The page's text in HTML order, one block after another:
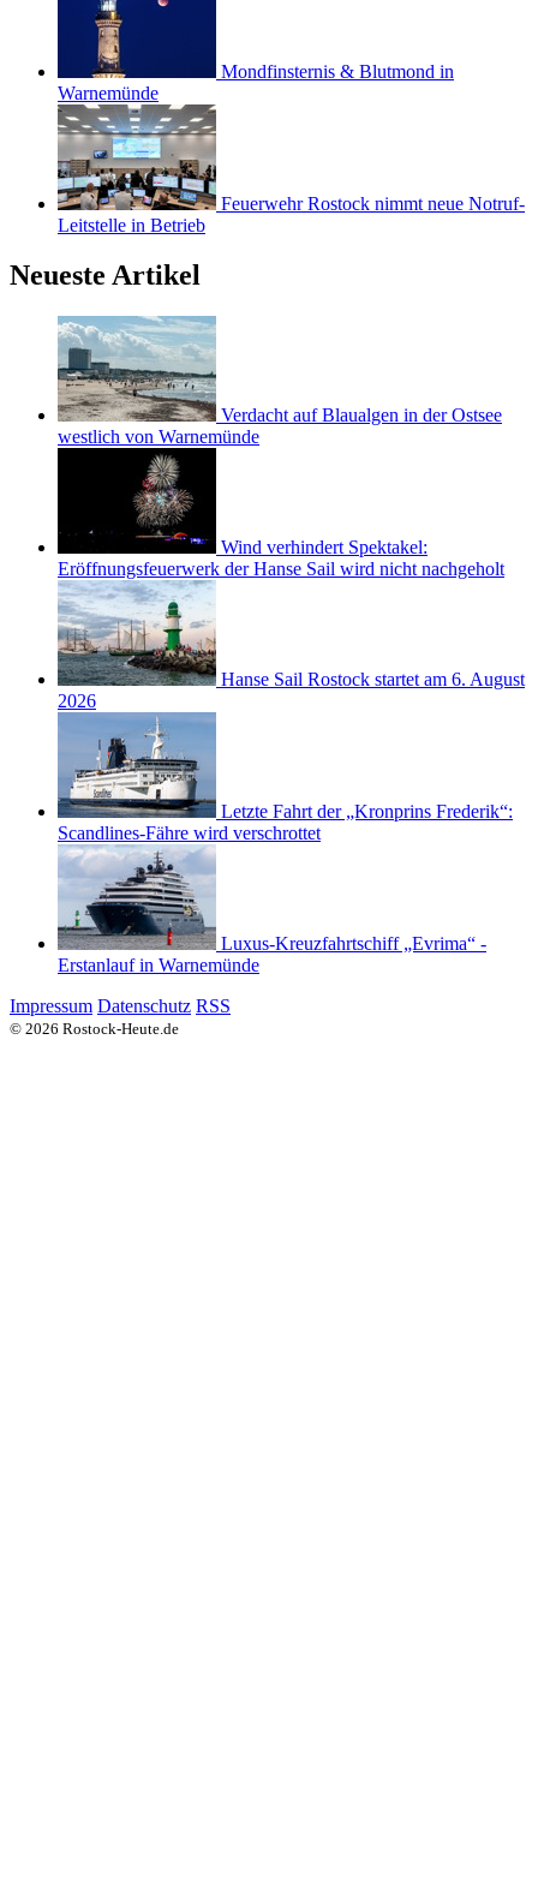
Mondfinsternis & Blutmond in
Warnemünde
Feuerwehr Rostock nimmt neue Notruf-
Leitstelle in Betrieb
Neueste Artikel
Verdacht auf Blaualgen in der Ostsee
westlich von Warnemünde
Wind verhindert Spektakel:
Eröffnungsfeuerwerk der Hanse Sail wird nicht nachgeholt
Hanse Sail Rostock startet am 6. August
2026
Letzte Fahrt der „Kronprins Frederik“:
Scandlines-Fähre wird verschrottet
Luxus-Kreuzfahrtschiff „Evrima“ -
Erstanlauf in Warnemünde
Impressum Datenschutz RSS
© 2026 Rostock-Heute.de